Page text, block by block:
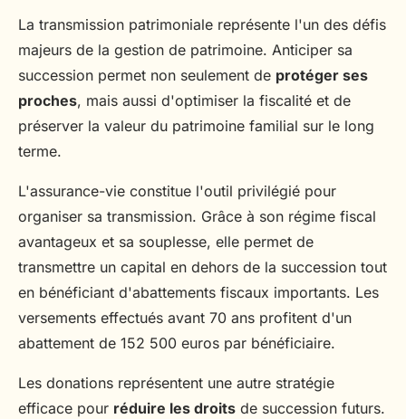
La transmission patrimoniale représente l'un des défis
majeurs de la gestion de patrimoine. Anticiper sa
succession permet non seulement de protéger ses
proches, mais aussi d'optimiser la fiscalité et de
préserver la valeur du patrimoine familial sur le long
terme.
L'assurance-vie constitue l'outil privilégié pour
organiser sa transmission. Grâce à son régime fiscal
avantageux et sa souplesse, elle permet de
transmettre un capital en dehors de la succession tout
en bénéficiant d'abattements fiscaux importants. Les
versements effectués avant 70 ans profitent d'un
abattement de 152 500 euros par bénéficiaire.
Les donations représentent une autre stratégie
efficace pour réduire les droits de succession futurs.